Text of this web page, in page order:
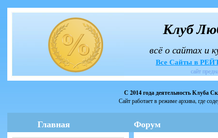
Клуб
всё о сайтах и
Все Сайты в
сайт
С 2014 года деятельность Клуба
Сайт работает в режиме архива, где
Главная Форум